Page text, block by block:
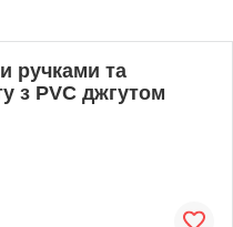
ручками та
з PVC джгутом